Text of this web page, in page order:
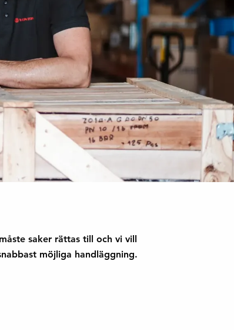
saker rättas till och vi vill
möjliga handläggning.